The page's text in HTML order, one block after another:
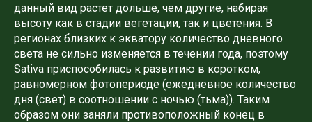
данный вид растет дольше, чем другие, набирая
высоту как в стадии вегетации, так и цветения. В
регионах близких к экватору количество дневного
света не сильно изменяется в течении года, поэтому
Sativa приспособилась к развитию в коротком,
равномерном фотопериоде (ежедневное количество
дня (свет) в соотношении с ночью (тьма)). Таким
образом они заняли противоположный конец в